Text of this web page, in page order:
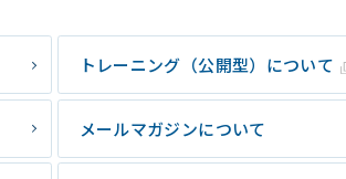
トレーニング（公開型）について
メールマガジンについて